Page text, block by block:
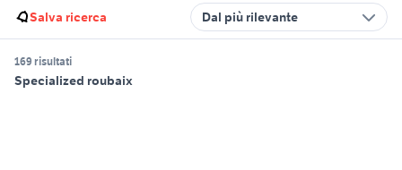
Salva ricerca Dal più rilevante
169 risultati
Specialized roubaix